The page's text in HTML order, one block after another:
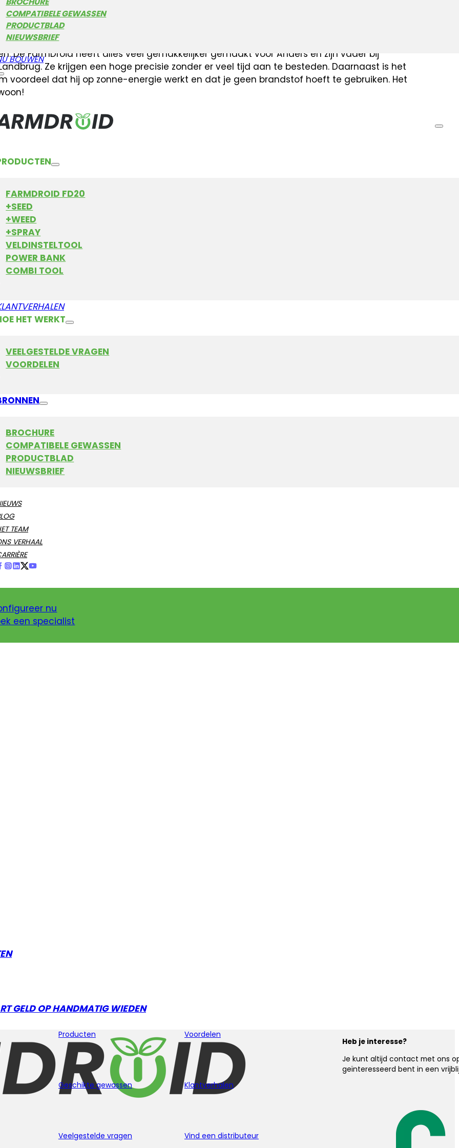
COMPATIBELE GEWASSEN
PRODUCTBLAD
NIEUWSBRIEF
BOUWEN
FARMDROID FD20
+SEED
+WEED
+SPRAY
VELDINSTELTOOL
POWER BANK
COMBI TOOL
HET WERKT
VEELGESTELDE VRAGEN
VOORDELEN
BROCHURE
COMPATIBELE GEWASSEN
PRODUCTBLAD
NIEUWSBRIEF
TEAM
VERHAAL
nu
een specialist
gebruiken ze de robot ook voor koolzaad. Met de robot worden de planten mooi schoon
De komende seizoenen gebruiken ze de FarmDroid om zaaigras te telen.
is de robot gemakkelijk te gebruiken. Je kunt de instellingen gemakkelijk
De FarmDroid heeft alles veel gemakkelijker gemaakt voor Anders en zijn vader bij
Ze krijgen een hoge precisie zonder er veel tijd aan te besteden. Daarnaast is het
voordeel dat hij op zonne-energie werkt en dat je geen brandstof hoeft te gebruiken. Het
GELD OP HANDMATIG WIEDEN
Producten Voordelen
Geschikte gewassen Klantverhalen
Veelgestelde vragen Vind een distributeur
Heb je interesse?
Je kunt altijd contact met ons
geïnteresseerd bent in een